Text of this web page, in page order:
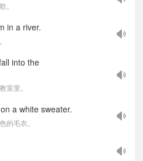
。
in a river.
into the
室里。
a white sweater.
的毛衣。